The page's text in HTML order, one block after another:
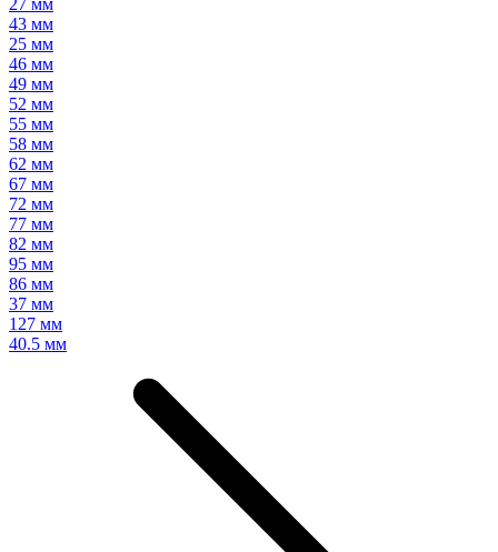
27 мм
43 мм
25 мм
46 мм
49 мм
52 мм
55 мм
58 мм
62 мм
67 мм
72 мм
77 мм
82 мм
95 мм
86 мм
37 мм
127 мм
40.5 мм